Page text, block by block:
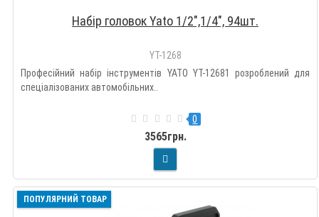
Набір головок Yato 1/2",1/4", 94шт.
YT-1268
Професійний набір інструментів YATO YT-12681 розроблений для
спеціалізованих автомобільних..
0
3565грн.
ПОПУЛЯРНИЙ ТОВАР